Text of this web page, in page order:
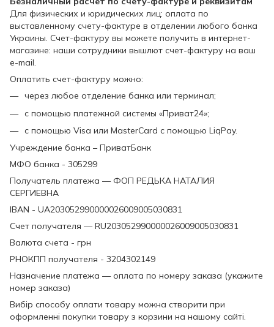
Для физических и юридических лиц: оплата по
выставленному счету-фактуре в отделении любого банка
Украины. Счет-фактуру вы можете получить в интернет-
магазине: наши сотрудники вышлют счет-фактуру на ваш
e-mail.
Оплатить счет-фактуру можно:
через любое отделение банка или терминал;
с помощью платежной системы «Приват24»;
с помощью Visa или MasterCard с помощью LiqPay.
Учреждение банка – ПриватБанк
МФО банка - 305299
Получатель платежа — ФОП РЕДЬКА НАТАЛИЯ
СЕРГИЕВНА
IBAN - UA203052990000026009005030831
Счет получателя — RU203052990000026009005030831
Валюта счета - грн
РНОКПП получателя - 3204302149
Назначение платежа — оплата по номеру заказа (укажите
номер заказа)
Вибір способу оплати товару можна створити при
оформленні покупки товару з корзини на нашому сайті.